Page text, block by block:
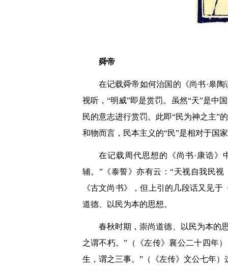
舜帝
在记载舜帝如何治国的《尚书·皋
视听，“明威”即是赏罚。虽然“天”是中
民的意志进行赏罚。此即“民为神之主”
和物而言，民本主义的“民”是相对于国
在记载周代思想的《尚书·康诰》
辅。”《泰誓》亦有云：“天视自我民
《古文尚书》，但上引的几段话又见
道德、以民为本的思想。
春秋时期，崇尚道德、以民为本的
之谓不朽。”（《左传》襄公二十四年
生，谓之三事。”（《左传》文公七年